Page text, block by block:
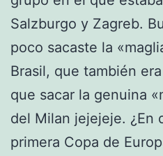
Salzburgo y Zagreb.
poco sacaste la
Brasil, que también
que sacar la genuina
del Milan jejejeje. ¿En
primera Copa de